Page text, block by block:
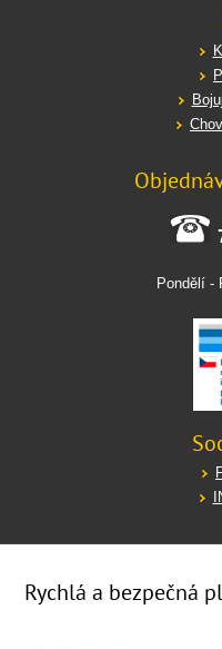
Pondělí -
Rychlá a bezpečná